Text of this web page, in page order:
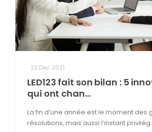
22 Dec 2021
LED123 fait son bilan : 5
qui ont chan...
La fin d’une année est le moment des
résolutions, mais aussi l’instant